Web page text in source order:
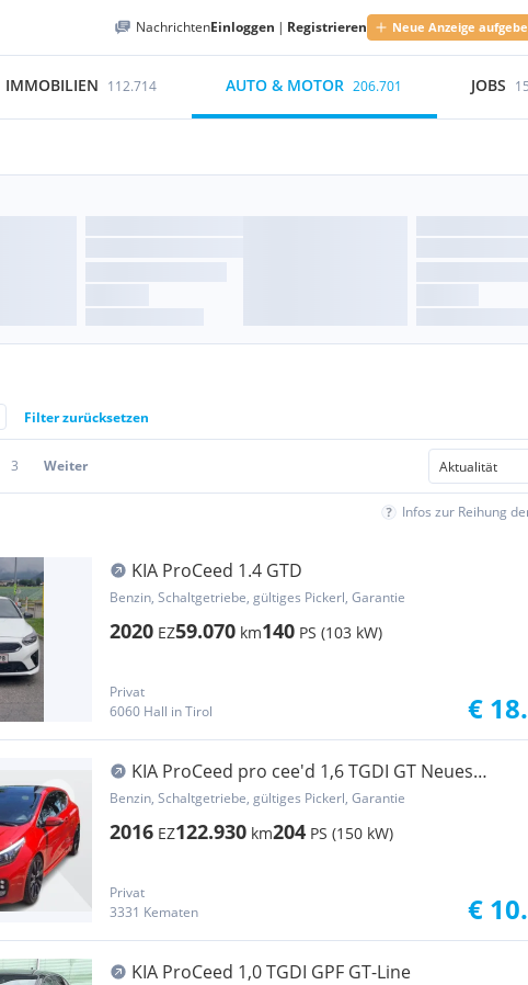
NachrichtenEinloggen | Registrieren Neue Anzeige
IMMOBILIEN 112.714 AUTO & MOTOR 206.701 JOBS
Filter zurücksetzen
3 Weiter
Infos zur Reihung
KIA ProCeed 1.4 GTD
Benzin, Schaltgetriebe, gültiges Pickerl, Garantie
2020 EZ59.070 km140 PS (103 kW)
Privat
6060 Hall in Tirol
€
KIA ProCeed pro cee'd 1,6 TGDI GT Neues
Pickerl 06/27
Benzin, Schaltgetriebe, gültiges Pickerl, Garantie
2016 EZ122.930 km204 PS (150 kW)
Privat
3331 Kematen
€
KIA ProCeed 1,0 TGDI GPF GT-Line